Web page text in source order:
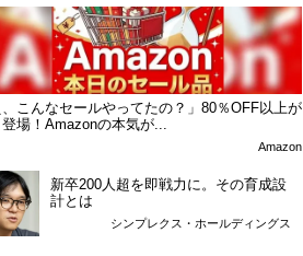
こんなセールやってたの？」80％OFF以上が
場！Amazonの本気が...
Amazon
新卒200人超を即戦力に。その育成設
計とは
シンプレクス・ホールディングス